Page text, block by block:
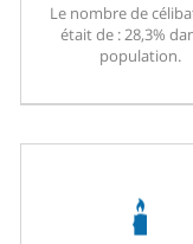
Le nombre de
était de : 28,3%
population.